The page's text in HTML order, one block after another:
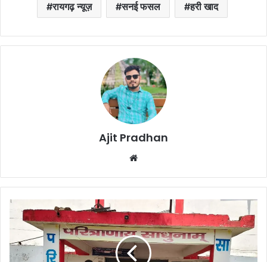
रायगढ़ न्यूज़ सनई फसल हरी खाद
Ajit Pradhan
Saria
Police
:
ओडिशा
से